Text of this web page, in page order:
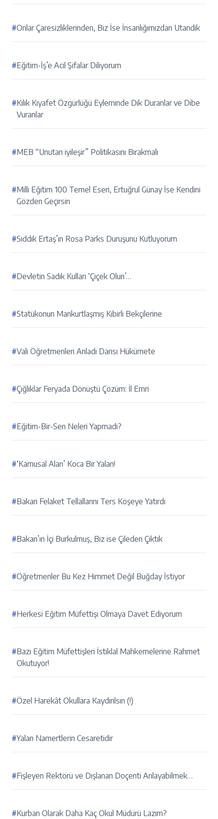
#Onlar Çaresizliklerinden, Biz İse İnsanlığımızdan Utandık
#Eğitim-İş’e Acil Şifalar Diliyorum
#Kılık Kıyafet Özgürlüğü Eyleminde Dik Duranlar ve Dibe
Vuranlar
#MEB “Unutan iyileşir” Politikasını Bırakmalı
#Milli Eğitim 100 Temel Eseri, Ertuğrul Günay İse Kendini
Gözden Geçirsin
#Sıddık Ertaş’ın Rosa Parks Duruşunu Kutluyorum
#Devletin Sadık Kulları ‘Çiçek Olun’…
#Statükonun Mankurtlaşmış Kibirli Bekçilerine
#Vali Öğretmenleri Anladı Darısı Hükümete
#Çığlıklar Feryada Dönüştü Çözüm: İl Emri
#Eğitim-Bir-Sen Neleri Yapmadı?
#‘Kamusal Alan’ Koca Bir Yalan!
#Bakan Felaket Tellallarını Ters Köşeye Yatırdı
#Bakan’ın İçi Burkulmuş, Biz ise Çileden Çıktık
#Öğretmenler Bu Kez Himmet Değil Buğday İstiyor
#Herkesi Eğitim Müfettişi Olmaya Davet Ediyorum
#Bazı Eğitim Müfettişleri İstiklal Mahkemelerine Rahmet
Okutuyor!
#Özel Harekât Okullara Kaydırılsın (!)
#Yalan Namertlerin Cesaretidir
#Fişleyen Rektörü ve Dışlanan Doçenti Anlayabilmek…
#Kurban Olarak Daha Kaç Okul Müdürü Lazım?